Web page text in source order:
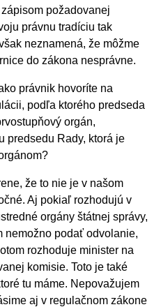
požadovanej
právnu tradíciu tak
neznamená, že môžme
do zákona nesprávne.
právnik hovoríte na
podľa ktorého predseda
orgán,
predsedu Rady, ktorá je
že to nie je v našom
Aj pokiaľ rozhodujú v
orgány štátnej správy,
nemožno podať odvolanie,
rozhoduje minister na
komisie. Toto je také
tu máme. Nepovažujem
aj v regulačnom zákone